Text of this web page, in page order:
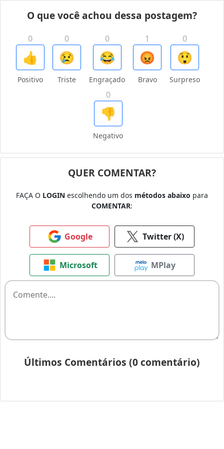
O que você achou dessa postagem?
0
👍
Positivo
0
😢
Triste
0
😂
Engraçado
1
😡
Bravo
0
😲
Surpreso
0
👎
Negativo
QUER COMENTAR?
FAÇA O LOGIN escolhendo um dos métodos abaixo para
COMENTAR:
Google Twitter (X)
Microsoft MPlay
Últimos Comentários (0 comentário)